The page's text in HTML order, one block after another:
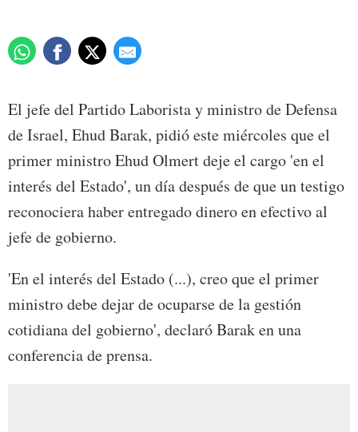
El jefe del Partido Laborista y ministro de Defensa
de Israel, Ehud Barak, pidió este miércoles que el
primer ministro Ehud Olmert deje el cargo 'en el
interés del Estado', un día después de que un testigo
reconociera haber entregado dinero en efectivo al
jefe de gobierno.
'En el interés del Estado (...), creo que el primer
ministro debe dejar de ocuparse de la gestión
cotidiana del gobierno', declaró Barak en una
conferencia de prensa.